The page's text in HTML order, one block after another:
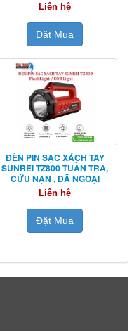
Liên hệ
Đặt Mua
ĐÈN PIN SẠC XÁCH TAY
SUNREI TZ800 TUẦN TRA,
CỨU NẠN , DÃ NGOẠI
Liên hệ
Đặt Mua